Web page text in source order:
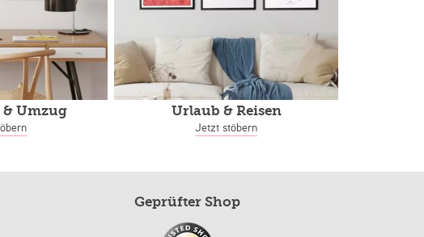
& Umzug
Urlaub & Reisen
Jetzt stöbern
Geprüfter Shop